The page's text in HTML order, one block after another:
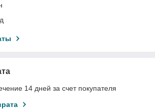
14 дней за счет покупателя